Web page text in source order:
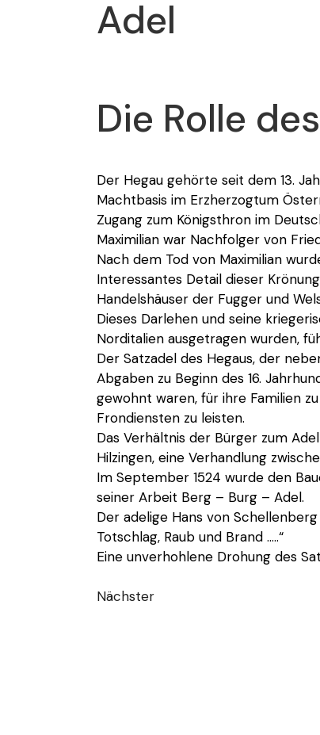
Adel
Die Rolle
Der Hegau gehörte seit dem 13.
Machtbasis im Erzherzogtum
Zugang zum Königsthron im
Maximilian war Nachfolger von
Nach dem Tod von Maximilian
Interessantes Detail dieser
Handelshäuser der Fugger und
Dieses Darlehen und seine
Norditalien ausgetragen wurden,
Der Satzadel des Hegaus, der
Abgaben zu Beginn des 16.
gewohnt waren, für ihre Familien
Frondiensten zu leisten.
Das Verhältnis der Bürger zum
Hilzingen, eine Verhandlung
Im September 1524 wurde den
seiner Arbeit Berg – Burg – Adel.
Der adelige Hans von
Totschlag, Raub und Brand …..“
Eine unverhohlene Drohung des
Nächster